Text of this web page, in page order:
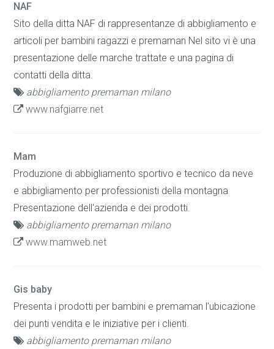
NAF
Sito della ditta NAF di rappresentanze di abbigliamento e
articoli per bambini ragazzi e premaman Nel sito vi è una
presentazione delle marche trattate e una pagina di
contatti della ditta.
abbigliamento premaman milano
www.nafgiarre.net
Mam
Produzione di abbigliamento sportivo e tecnico da neve
e abbigliamento per professionisti della montagna
Presentazione dell'azienda e dei prodotti.
abbigliamento premaman milano
www.mamweb.net
Gis baby
Presenta i prodotti per bambini e premaman l'ubicazione
dei punti vendita e le iniziative per i clienti.
abbigliamento premaman milano